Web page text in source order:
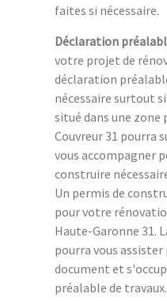
faites si nécessaire.
Déclaration
votre projet de
déclaration
nécessaire surtout
situé dans une zone
Couvreur 31 pourra
vous accompagner
construire
Un permis de
pour votre
Haute-Garonne 31.
pourra vous
document et
préalable de travaux.